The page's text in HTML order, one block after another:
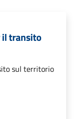
transito
sul territorio